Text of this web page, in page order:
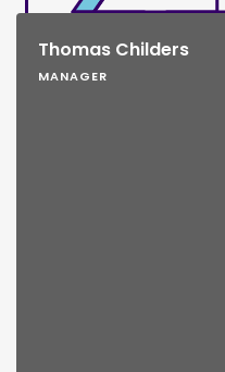
Thomas Childers
MANAGER